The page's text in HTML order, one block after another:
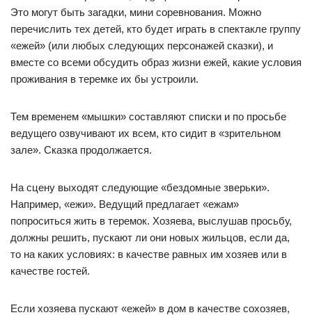
Это могут быть загадки, мини соревнования. Можно
перечислить тех детей, кто будет играть в спектакле группу
«ежей» (или любых следующих персонажей сказки), и
вместе со всеми обсудить образ жизни ежей, какие условия
проживания в теремке их бы устроили.
Тем временем «мышки» составляют списки и по просьбе
ведущего озвучивают их всем, кто сидит в «зрительном
зале». Сказка продолжается.
На сцену выходят следующие «бездомные зверьки».
Например, «ежи». Ведущий предлагает «ежам»
попроситься жить в теремок. Хозяева, выслушав просьбу,
должны решить, пускают ли они новых жильцов, если да,
то на каких условиях: в качестве равных им хозяев или в
качестве гостей.
Если хозяева пускают «ежей» в дом в качестве сохозяев,